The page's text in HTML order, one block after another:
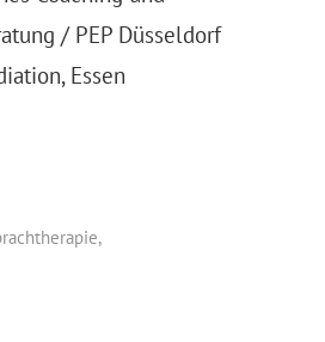
/ PEP Düsseldorf
Essen
,